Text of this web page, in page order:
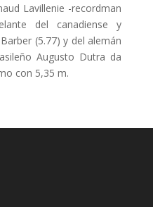
Lavillenie -recordman
del canadiense y
(5.77) y del alemán
Augusto Dutra da
con 5,35 m.